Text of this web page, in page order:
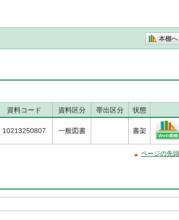
本棚へ
資料コード 資料区分 帯出区分 状態
10213250807 一般図書 書架
ページの先